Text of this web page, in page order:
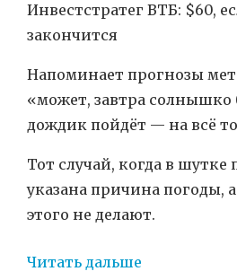
Инвестстратег ВТБ: $60,
закончится
Напоминает прогнозы
«может, завтра солнышко
дождик пойдёт — на всё
Тот случай, когда в шутке
указана причина погоды,
этого не делают.
Читать дальше